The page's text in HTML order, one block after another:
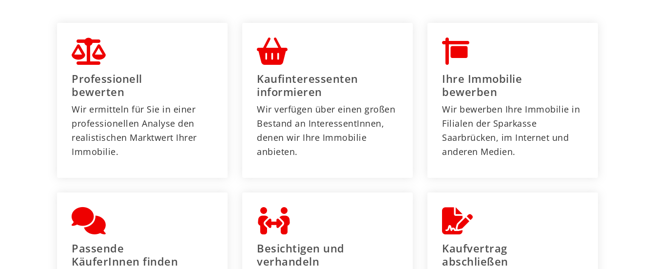
Professionell
bewerten
Wir ermitteln für Sie in einer
professionellen Analyse den
realistischen Marktwert Ihrer
Immobilie.
Kaufinteressenten
informieren
Wir verfügen über einen großen
Bestand an InteressentInnen,
denen wir Ihre Immobilie
anbieten.
Ihre Immobilie
bewerben
Wir bewerben Ihre Immobilie in
Filialen der Sparkasse
Saarbrücken, im Internet und
anderen Medien.
Passende
KäuferInnen finden
Besichtigen und
verhandeln
Kaufvertrag
abschließen